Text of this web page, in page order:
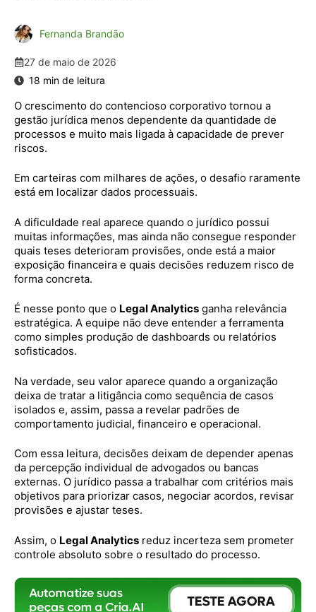
Fernanda Brandão
27 de maio de 2026
O crescimento do contencioso corporativo tornou a
gestão jurídica menos dependente da quantidade de
processos e muito mais ligada à capacidade de prever
riscos.
Em carteiras com milhares de ações, o desafio raramente
está em localizar dados processuais.
A dificuldade real aparece quando o jurídico possui
muitas informações, mas ainda não consegue responder
quais teses deterioram provisões, onde está a maior
exposição financeira e quais decisões reduzem risco de
forma concreta.
É nesse ponto que o Legal Analytics ganha relevância
estratégica. A equipe não deve entender a ferramenta
como simples produção de dashboards ou relatórios
sofisticados.
Na verdade, seu valor aparece quando a organização
deixa de tratar a litigância como sequência de casos
isolados e, assim, passa a revelar padrões de
comportamento judicial, financeiro e operacional.
Com essa leitura, decisões deixam de depender apenas
da percepção individual de advogados ou bancas
externas. O jurídico passa a trabalhar com critérios mais
objetivos para priorizar casos, negociar acordos, revisar
provisões e ajustar teses.
Assim, o Legal Analytics reduz incerteza sem prometer
controle absoluto sobre o resultado do processo.